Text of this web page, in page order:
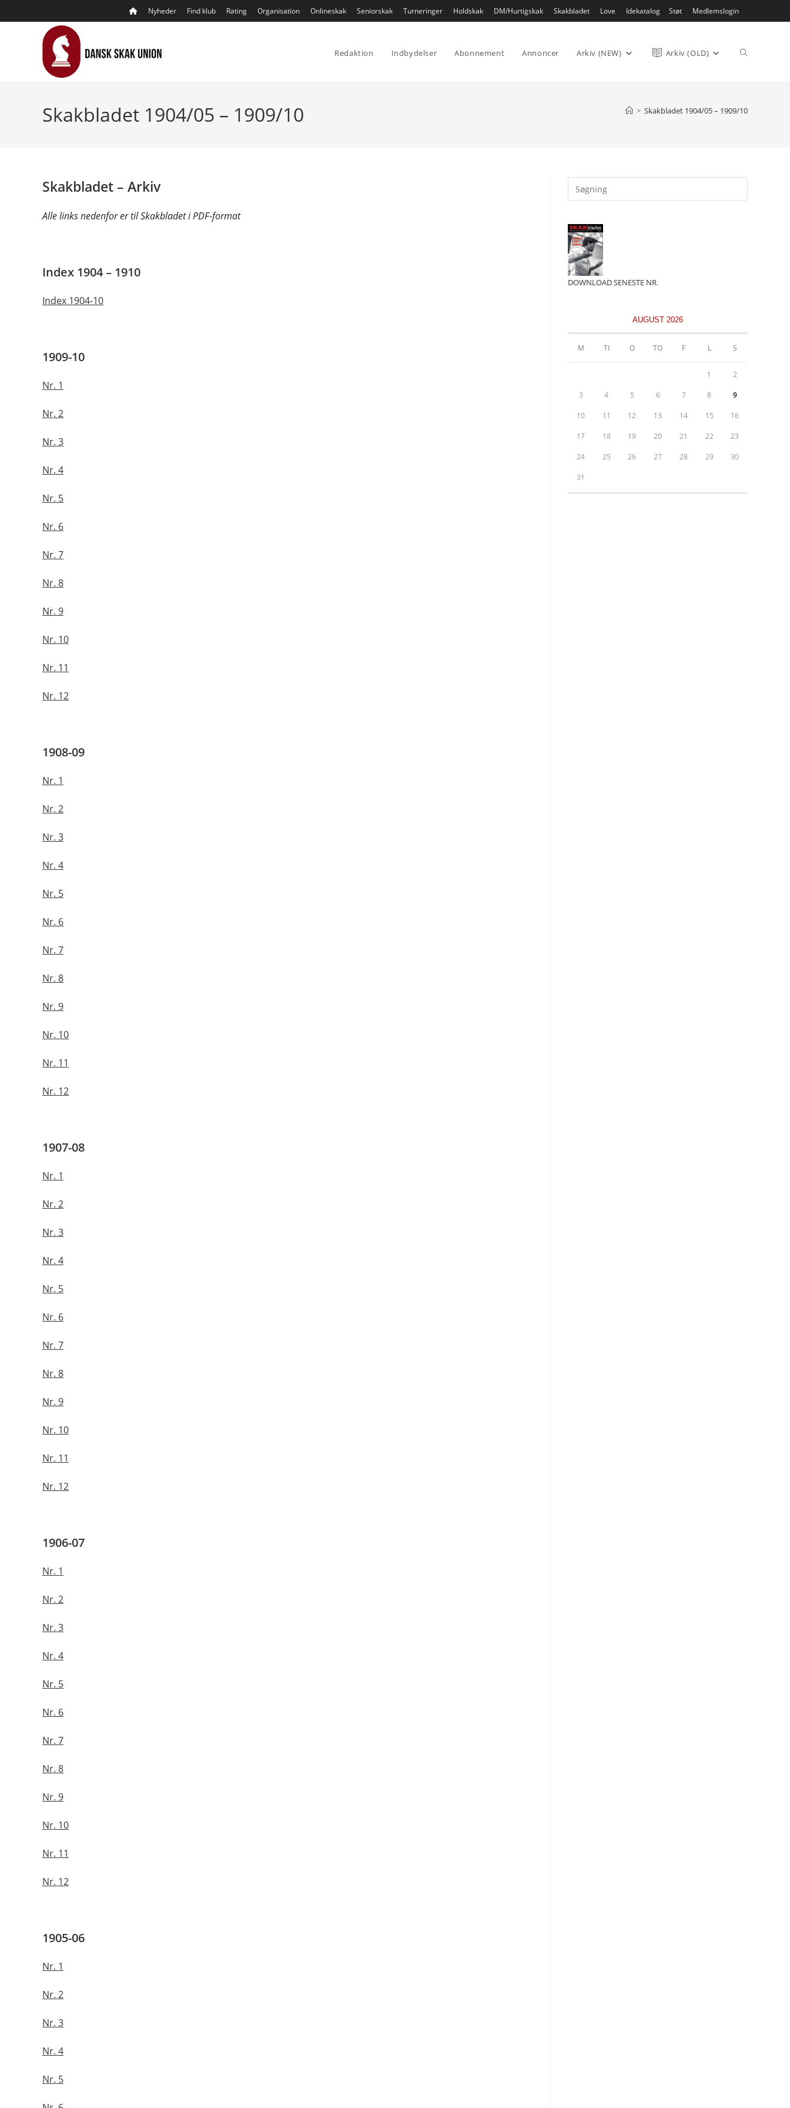
to
Nyheder Find klub Rating Organisation Onlineskak Seniorskak Turneringer Holdskak DM/Hurtigskak Skakbladet Love Idekatalog Støt Medlemslogin
Redaktion Indbydelser Abonnement Annoncer Arkiv (NEW) Arkiv (OLD) Toggle
Skakbladet 1904/05 – 1909/10 > Skakbladet 1904/05 – 1909/10
Skakbladet – Arkiv
Alle links nedenfor er til Skakbladet i PDF-format
Index 1904 – 1910
Index 1904-10
1909-10
Nr. 1
Nr. 2
Nr. 3
Nr. 4
Nr. 5
Nr. 6
Nr. 7
Nr. 8
Nr. 9
Nr. 10
Nr. 11
Nr. 12
1908-09
Nr. 1
Nr. 2
Nr. 3
Nr. 4
Nr. 5
Nr. 6
Nr. 7
Nr. 8
Nr. 9
Nr. 10
Nr. 11
Nr. 12
1907-08
Nr. 1
Nr. 2
Nr. 3
Nr. 4
Nr. 5
Nr. 6
Nr. 7
Nr. 8
Nr. 9
Nr. 10
Nr. 11
Nr. 12
1906-07
Nr. 1
Nr. 2
Nr. 3
Nr. 4
Nr. 5
Nr. 6
Nr. 7
Nr. 8
Nr. 9
Nr. 10
Nr. 11
Nr. 12
1905-06
Nr. 1
Nr. 2
Nr. 3
Nr. 4
Nr. 5
Escape
DOWNLOAD SENESTE NR.
AUGUST 2026
M TI O TO F L S
1 2
3 4 5 6 7 8 9
10 11 12 13 14 15 16
17 18 19 20 21 22 23
24 25 26 27 28 29 30
31